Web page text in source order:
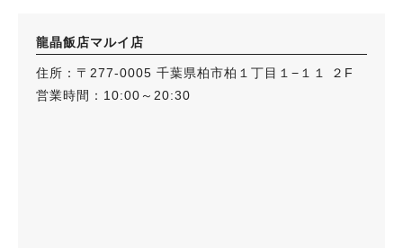
龍晶飯店マルイ店
住所：〒277-0005 千葉県柏市柏１丁目１−１１ ２F
営業時間：10:00～20:30